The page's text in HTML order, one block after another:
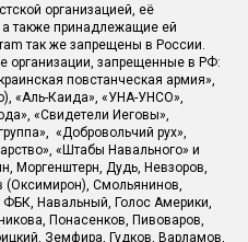
организацией, её
также принадлежащие ей
так же запрещены в России.
организации, запрещенные в РФ:
повстанческая армия»,
«Аль-Каида», «УНА-УНСО»,
«Свидетели Иеговы»,
«Добровольчий рух»,
«Штабы Навального» и
Моргенштерн, Дудь, Невзоров,
(Оксимирон), Смольянинов,
Навальный, Голос Америки,
Понасенков, Пивоваров,
Земфира, Гудков, Варламов,